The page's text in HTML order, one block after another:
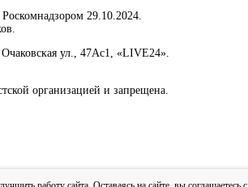
29.10.2024.
ул., 47Ас1, «LIVE24».
организацией и запрещена.